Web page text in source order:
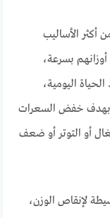
الأساليب
بسرعة،
اليومية،
بهدف خفض السعرات
أو التوتر أو ضعف
لإنقاص الوزن،